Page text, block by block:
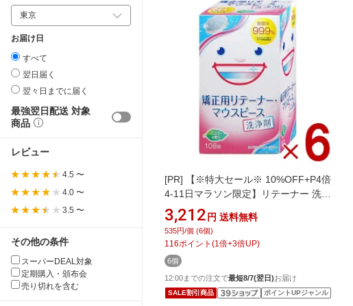
お届け日
すべて
翌日届く
翌々日までに届く
最強翌日配送 対象
商品
レビュー
4.5 〜
4.0 〜
3.5 〜
その他の条件
スーパーDEAL対象
定期購入・頒布会
売り切れを含む
[PR]
【※特大セール※ 10%OFF+P4倍
4-11日マラソン限定】リテーナー 洗浄
剤 矯正用 リテーナー マウスピース 用
洗浄剤 108錠 大容量タイプ りてーな
ー スッキリデント ライオン 6個
3,212 円 送料無料
535円/個 (6個)
116ポイント (1倍+3倍UP)
6個
12:00までの注文で最短8/7(翌日)お届け
SALE割引商品 ポイントUPジャンル